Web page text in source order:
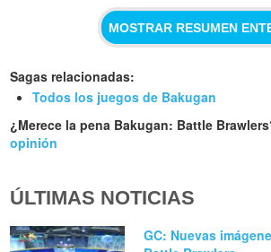
MOSTRAR RESUMEN
Sagas relacionadas:
Todos los juegos de Bakugan
¿Merece la pena Bakugan: Battle
opinión
ÚLTIMAS NOTICIAS
GC: Nuevas